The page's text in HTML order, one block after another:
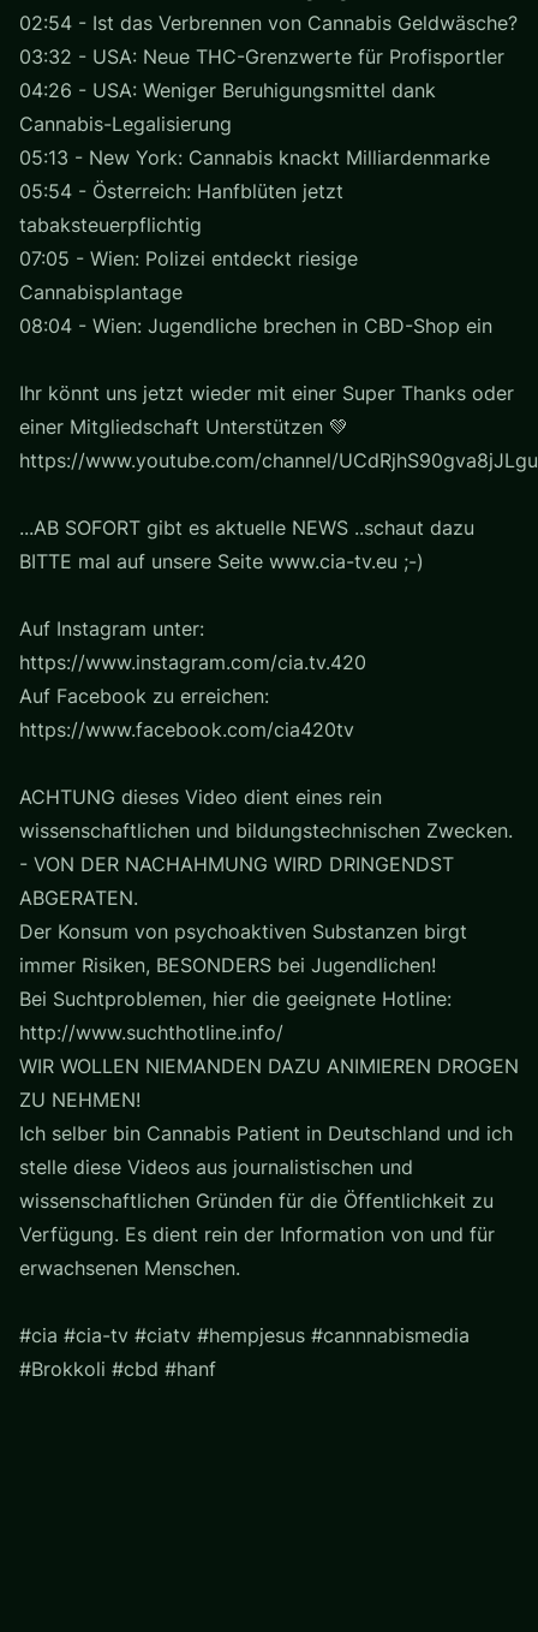
02:54 - Ist das Verbrennen von Cannabis Geldwäsche?
03:32 - USA: Neue THC-Grenzwerte für Profisportler
04:26 - USA: Weniger Beruhigungsmittel dank
Cannabis-Legalisierung
05:13 - New York: Cannabis knackt Milliardenmarke
05:54 - Österreich: Hanfblüten jetzt
tabaksteuerpflichtig
07:05 - Wien: Polizei entdeckt riesige
Cannabisplantage
08:04 - Wien: Jugendliche brechen in CBD-Shop ein
Ihr könnt uns jetzt wieder mit einer Super Thanks oder
einer Mitgliedschaft Unterstützen 💚
https://www.youtube.com/channel/
...AB SOFORT gibt es aktuelle NEWS ..schaut dazu
BITTE mal auf unsere Seite www.cia-tv.eu ;-)
Auf Instagram unter:
https://www.instagram.com/cia.tv.420
Auf Facebook zu erreichen:
https://www.facebook.com/cia420tv
ACHTUNG dieses Video dient eines rein
wissenschaftlichen und bildungstechnischen Zwecken.
- VON DER NACHAHMUNG WIRD DRINGENDST
ABGERATEN.
Der Konsum von psychoaktiven Substanzen birgt
immer Risiken, BESONDERS bei Jugendlichen!
Bei Suchtproblemen, hier die geeignete Hotline:
http://www.suchthotline.info/
WIR WOLLEN NIEMANDEN DAZU ANIMIEREN DROGEN
ZU NEHMEN!
Ich selber bin Cannabis Patient in Deutschland und ich
stelle diese Videos aus journalistischen und
wissenschaftlichen Gründen für die Öffentlichkeit zu
Verfügung. Es dient rein der Information von und für
erwachsenen Menschen.
#cia #cia-tv #ciatv #hempjesus #cannnabismedia
#Brokkoli #cbd #hanf